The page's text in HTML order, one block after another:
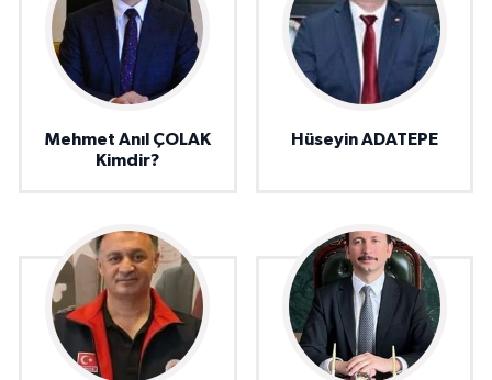
Mehmet Anıl ÇOLAK
Kimdir?
Hüseyin ADATEPE